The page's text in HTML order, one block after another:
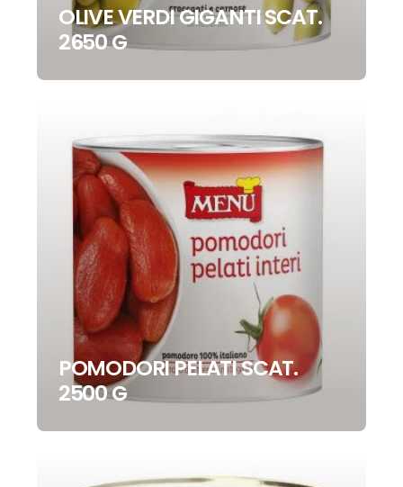
OLIVE VERDI GIGANTI SCAT.
2650 G
POMODORI PELATI SCAT.
2500 G